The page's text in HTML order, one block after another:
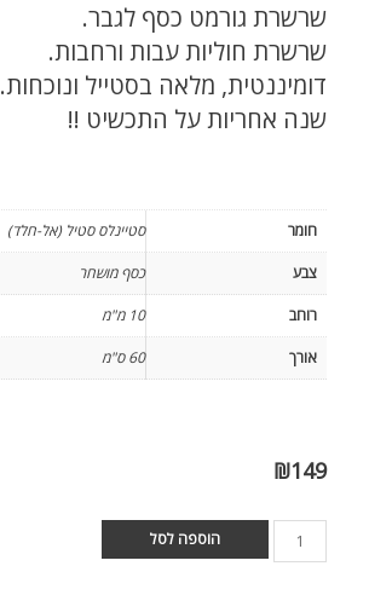
שרשרת גורמט כסף לגבר.
שרשרת חוליות עבות ורחבות.
דומיננטית, מלאה בסטייל ונוכחות.
שנה אחריות על התכשיט !!
חומר סטיינלס סטיל (אל-חלד)
צבע כסף מושחר
רוחב 10 מ"מ
אורך 60 ס"מ
₪149
הוספה לסל